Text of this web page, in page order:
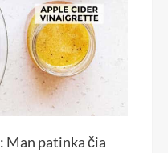
: Man patinka čia